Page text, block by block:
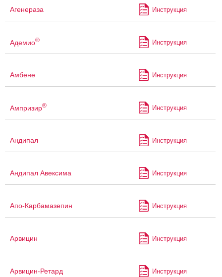
Агенераза Инструкция
Адемио® Инструкция
Амбене Инструкция
Ампризир® Инструкция
Андипал Инструкция
Андипал Авексима Инструкция
Апо-Карбамазепин Инструкция
Арвицин Инструкция
Арвицин-Ретард Инструкция